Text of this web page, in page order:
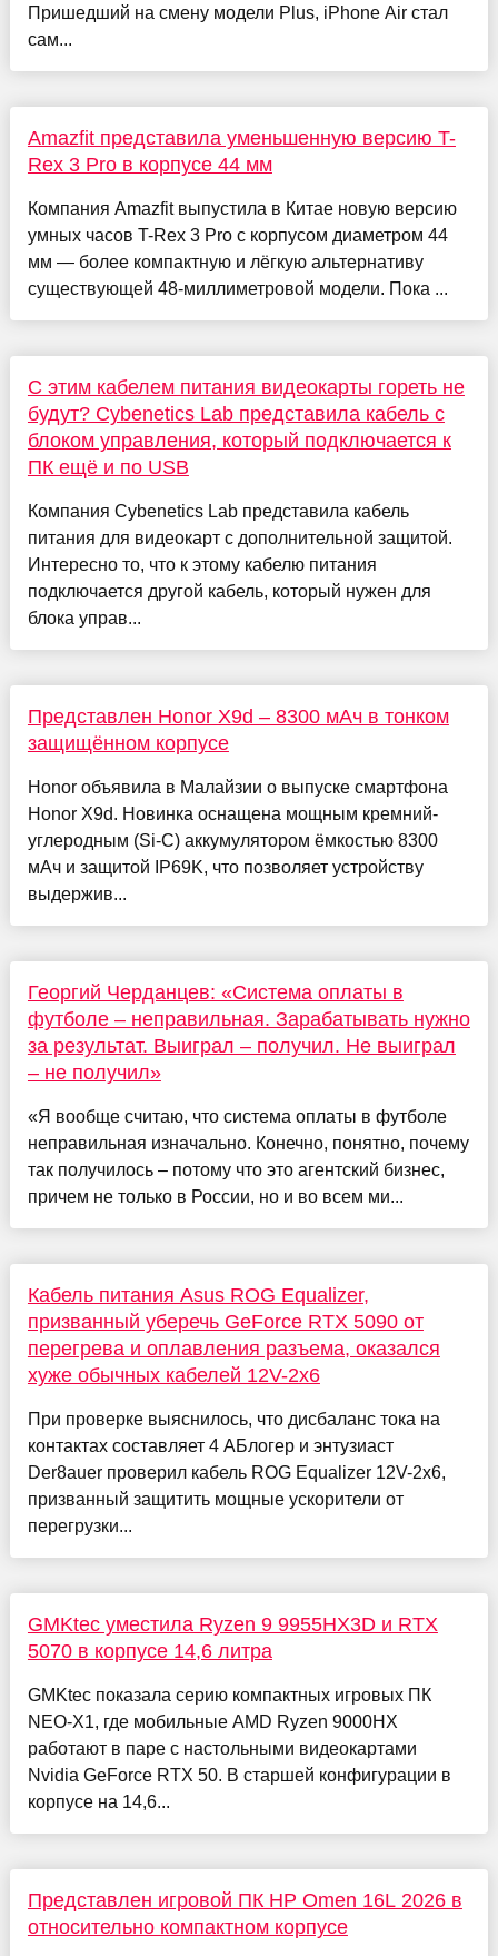
Пришедший на смену модели Plus, iPhone Air стал
сам...
Amazfit представила уменьшенную версию T-
Rex 3 Pro в корпусе 44 мм
Компания Amazfit выпустила в Китае новую версию
умных часов T-Rex 3 Pro с корпусом диаметром 44
мм — более компактную и лёгкую альтернативу
существующей 48-миллиметровой модели. Пока ...
С этим кабелем питания видеокарты гореть не
будут? Cybenetics Lab представила кабель с
блоком управления, который подключается к
ПК ещё и по USB
Компания Cybenetics Lab представила кабель
питания для видеокарт с дополнительной защитой.
Интересно то, что к этому кабелю питания
подключается другой кабель, который нужен для
блока управ...
Представлен Honor X9d – 8300 мАч в тонком
защищённом корпусе
Honor объявила в Малайзии о выпуске смартфона
Honor X9d. Новинка оснащена мощным кремний-
углеродным (Si-C) аккумулятором ёмкостью 8300
мАч и защитой IP69K, что позволяет устройству
выдержив...
Георгий Черданцев: «Система оплаты в
футболе – неправильная. Зарабатывать нужно
за результат. Выиграл – получил. Не выиграл
– не получил»
«Я вообще считаю, что система оплаты в футболе
неправильная изначально. Конечно, понятно, почему
так получилось – потому что это агентский бизнес,
причем не только в России, но и во всем ми...
Кабель питания Asus ROG Equalizer,
призванный уберечь GeForce RTX 5090 от
перегрева и оплавления разъема, оказался
хуже обычных кабелей 12V-2х6
При проверке выяснилось, что дисбаланс тока на
контактах составляет 4 АБлогер и энтузиаст
Der8auer проверил кабель ROG Equalizer 12V-2x6,
призванный защитить мощные ускорители от
перегрузки...
GMKtec уместила Ryzen 9 9955HX3D и RTX
5070 в корпусе 14,6 литра
GMKtec показала серию компактных игровых ПК
NEO-X1, где мобильные AMD Ryzen 9000HX
работают в паре с настольными видеокартами
Nvidia GeForce RTX 50. В старшей конфигурации в
корпусе на 14,6...
Представлен игровой ПК HP Omen 16L 2026 в
относительно компактном корпусе